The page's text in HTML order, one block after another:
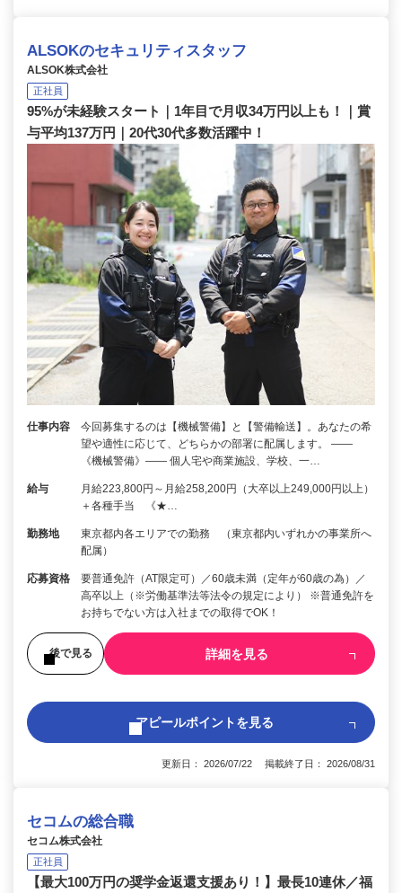
ALSOKのセキュリティスタッフ
ALSOK株式会社
正社員
95%が未経験スタート｜1年目で月収34万円以上も！｜賞
与平均137万円｜20代30代多数活躍中！
仕事内容
今回募集するのは【機械警備】と【警備輸送】。あなたの希
望や適性に応じて、どちらかの部署に配属します。 ――
《機械警備》―― 個人宅や商業施設、学校、一…
給与
月給223,800円～月給258,200円（大卒以上249,000円以上）
＋各種手当 《★…
勤務地
東京都内各エリアでの勤務 （東京都内いずれかの事業所へ
配属）
応募資格
要普通免許（AT限定可）／60歳未満（定年が60歳の為）／
高卒以上（※労働基準法等法令の規定により） ※普通免許を
お持ちでない方は入社までの取得でOK！
後で見る 詳細を見る
アピールポイントを見る
更新日： 2026/07/22 掲載終了日： 2026/08/31
セコムの総合職
セコム株式会社
正社員
【最大100万円の奨学金返還支援あり！】最長10連休／福